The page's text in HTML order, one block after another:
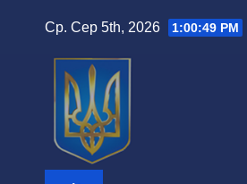
Ср. Сер 5th, 2026 1:00:50 PM